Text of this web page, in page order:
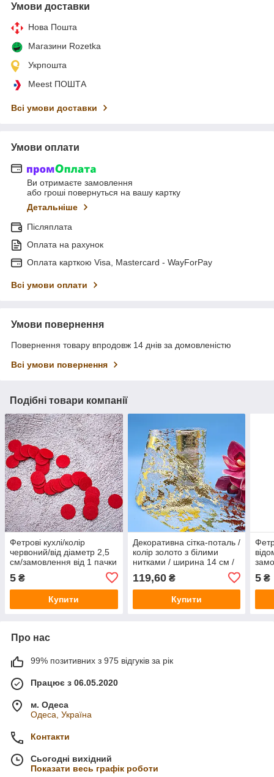
Умови доставки
Нова Пошта
Магазини Rozetka
Укрпошта
Meest ПОШТА
Всі умови доставки
Умови оплати
Ви отримаєте замовлення
або гроші повернуться на вашу картку
Детальніше
Післяплата
Оплата на рахунок
Оплата карткою Visa, Mastercard - WayForPay
Всі умови оплати
Умови повернення
Повернення товару впродовж 14 днів за домовленістю
Всі умови повернення
Подібні товари компанії
Фетрові кухлі/колір
червоний/від діаметр 2,5
см/замовлення від 1 пачки
5 ₴
Купити
Декоративна сітка-поталь /
колір золото з білими
нитками / ширина 14 см /
від 1 штуки
119,60₴
Купити
5 ₴
Про нас
99% позитивних з 975 відгуків за рік
Працює з 06.05.2020
м. Одеса
Одеса, Україна
Контакти
Сьогодні вихідний
Показати весь графік роботи